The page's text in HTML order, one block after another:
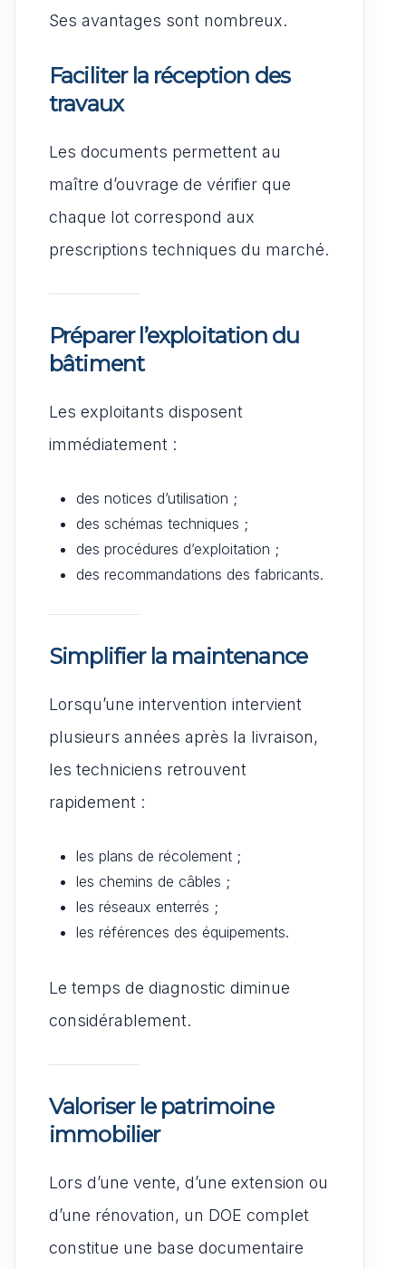
Ses avantages sont nombreux.
Faciliter la réception des
travaux
Les documents permettent au
maître d’ouvrage de vérifier que
chaque lot correspond aux
prescriptions techniques du marché.
Préparer l’exploitation du
bâtiment
Les exploitants disposent
immédiatement :
des notices d’utilisation ;
des schémas techniques ;
des procédures d’exploitation ;
des recommandations des fabricants.
Simplifier la maintenance
Lorsqu’une intervention intervient
plusieurs années après la livraison,
les techniciens retrouvent
rapidement :
les plans de récolement ;
les chemins de câbles ;
les réseaux enterrés ;
les références des équipements.
Le temps de diagnostic diminue
considérablement.
Valoriser le patrimoine
immobilier
Lors d’une vente, d’une extension ou
d’une rénovation, un DOE complet
constitue une base documentaire